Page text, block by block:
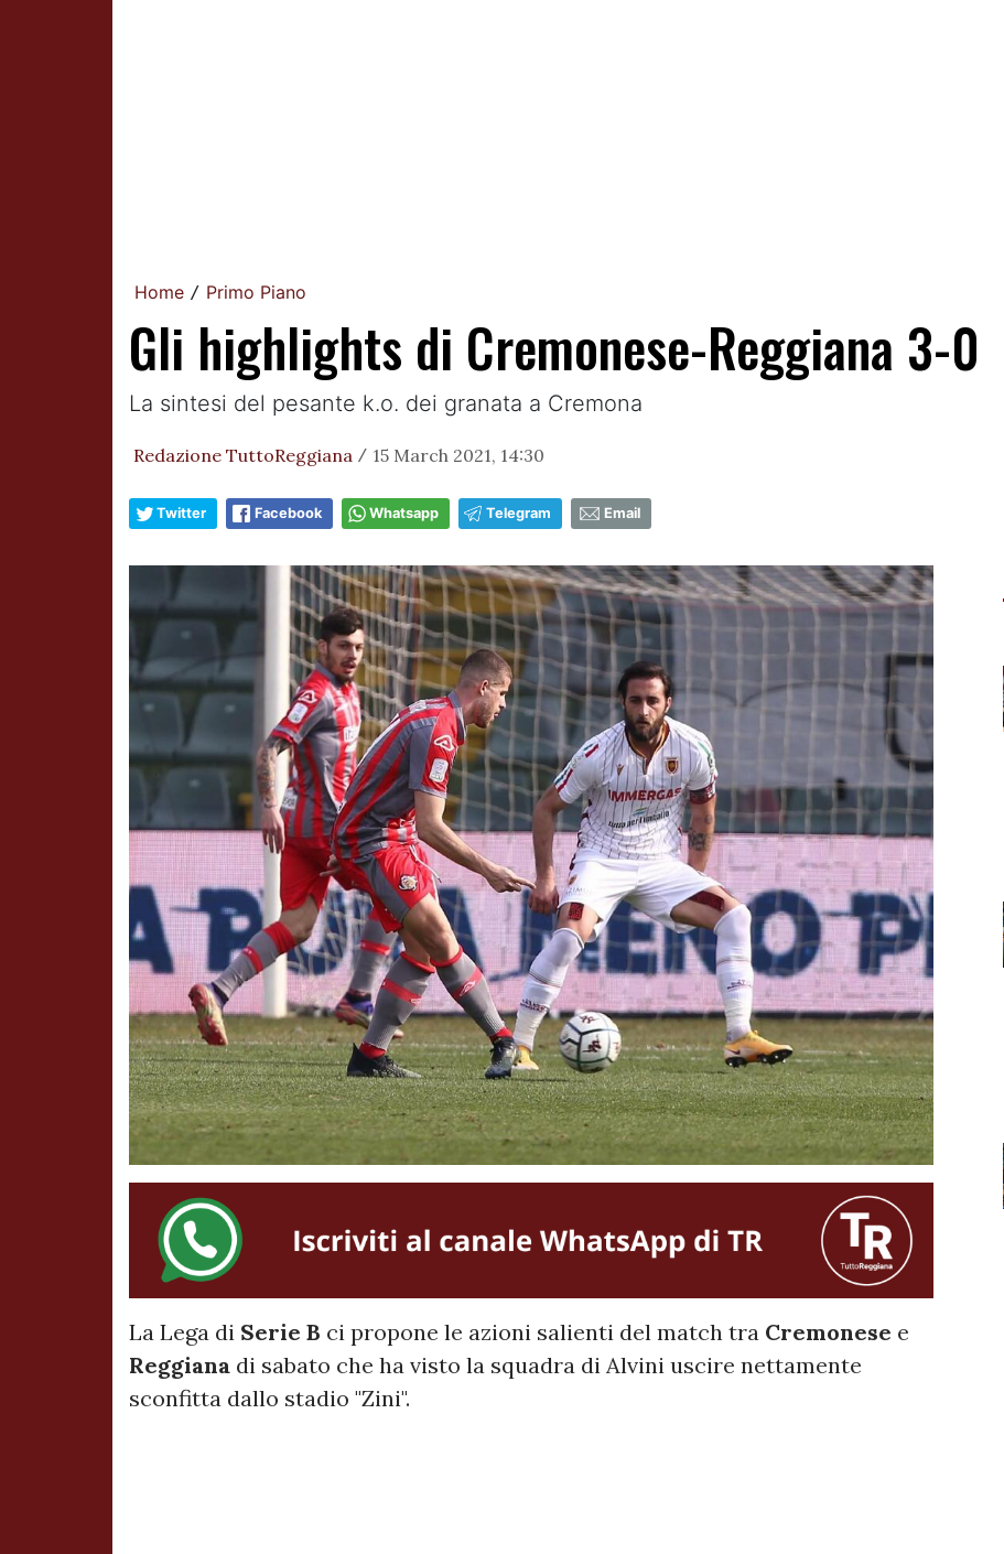
Home / Primo Piano
Gli highlights di Cremonese-Reggiana 3-0
La sintesi del pesante k.o. dei granata a Cremona
Redazione TuttoReggiana / 15 March 2021, 14:30
Twitter Facebook Whatsapp Telegram Email
La Lega di Serie B ci propone le azioni salienti del match tra Cremonese e
Reggiana di sabato che ha visto la squadra di Alvini uscire nettamente
sconfitta dallo stadio "Zini".